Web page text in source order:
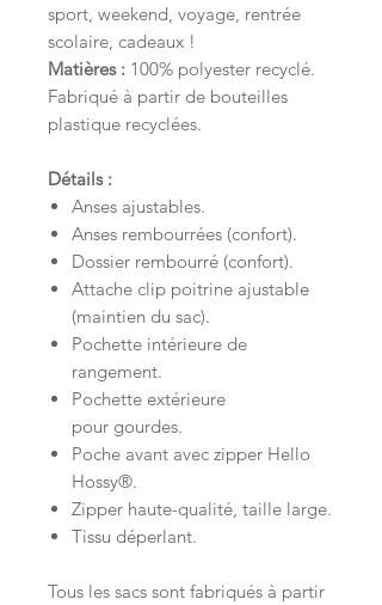
sport, weekend, voyage, rentrée
scolaire, cadeaux !
Matières : 100% polyester recyclé.
Fabriqué à partir de bouteilles
plastique recyclées.
Détails :
Anses ajustables.
Anses rembourrées (confort).
Dossier rembourré (confort).
Attache clip poitrine ajustable
(maintien du sac).
Pochette intérieure de
rangement.
Pochette extérieure
pour gourdes.
Poche avant avec zipper Hello
Hossy®.
Zipper haute-qualité, taille large.
Tissu déperlant.
Tous les sacs sont fabriqués à partir